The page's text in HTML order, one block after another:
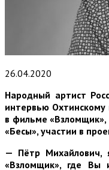
26.04.2020
Народный артист
интервью Охтинскому
в фильме «Взломщик»,
«Бесы», участии в
— Пётр Михайлович,
«Взломщик», где Вы